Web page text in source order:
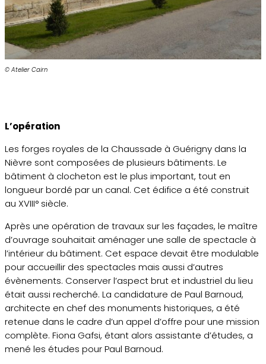
© Atelier Cairn
L’opération
Les forges royales de la Chaussade à Guérigny dans la
Nièvre sont composées de plusieurs bâtiments. Le
bâtiment à clocheton est le plus important, tout en
longueur bordé par un canal. Cet édifice a été construit
au XVIII° siècle.
Après une opération de travaux sur les façades, le maître
d’ouvrage souhaitait aménager une salle de spectacle à
l’intérieur du bâtiment. Cet espace devait être modulable
pour accueillir des spectacles mais aussi d’autres
évènements. Conserver l’aspect brut et industriel du lieu
était aussi recherché. La candidature de Paul Barnoud,
architecte en chef des monuments historiques, a été
retenue dans le cadre d’un appel d’offre pour une mission
complète. Fiona Gafsi, étant alors assistante d’études, a
mené les études pour Paul Barnoud.